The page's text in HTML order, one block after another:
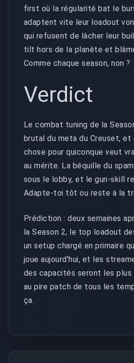
first où la régularité bat le
adaptent vite leur loadout
qui refusent de lâcher leur
tilt hors de la planète et
Comme chaque season, non ?
Verdict
Le combat tuning de la
brutal du meta du Creuset, et
chose pour quiconque veut
au mérite. La béquille du
sous le lobby, et le gun-skill
Adapte-toi tôt ou reste à la
Prédiction : deux semaines
la Season 2, le top loadout
un setup chargé en primaire
joue aujourd'hui, et les
des capacités seront les plus
au pire patch de tous les
ça.